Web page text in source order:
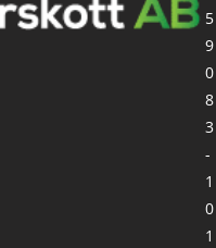
5
9
0
8
3
-
1
0
1